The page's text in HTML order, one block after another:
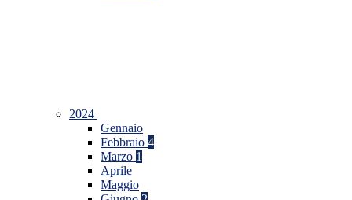
2024
Gennaio
Febbraio 4
Marzo 1
Aprile
Maggio